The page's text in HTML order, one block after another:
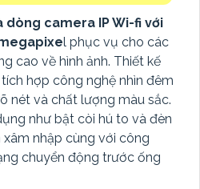
dòng camera IP Wi-fi với
l phục vụ cho các
cao về hình ảnh. Thiết kế
hợp công nghệ nhìn đêm
nét và chất lượng màu sắc.
như bật còi hú to và đèn
xâm nhập cùng với công
chuyển động trước ống